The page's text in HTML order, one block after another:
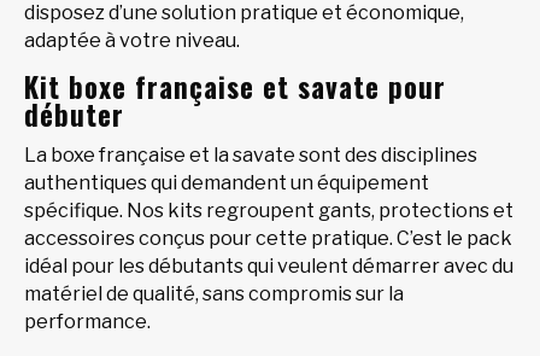
disposez d’une solution pratique et économique,
adaptée à votre niveau.
Kit boxe française et savate pour
débuter
La boxe française et la savate sont des disciplines
authentiques qui demandent un équipement
spécifique. Nos kits regroupent gants, protections et
accessoires conçus pour cette pratique. C’est le pack
idéal pour les débutants qui veulent démarrer avec du
matériel de qualité, sans compromis sur la
performance.